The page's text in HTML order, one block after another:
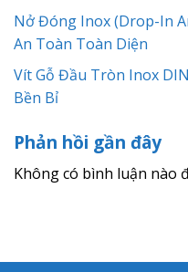
Nở Đóng Inox (Drop-In
An Toàn Toàn Diện
Vít Gỗ Đầu Tròn Inox
Bền Bỉ
Phản hồi gần đây
Không có bình luận nào